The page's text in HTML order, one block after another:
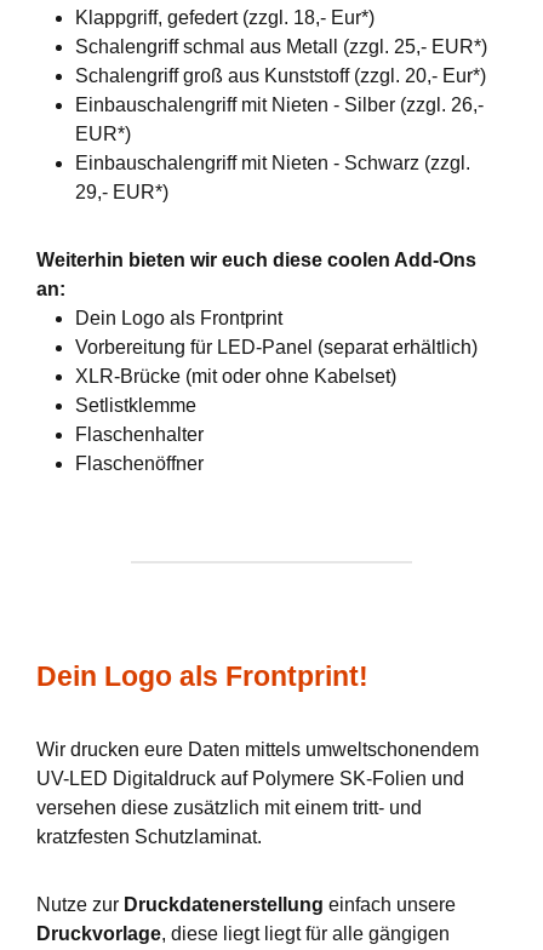
Klappgriff, gefedert (zzgl. 18,- Eur*)
Schalengriff schmal aus Metall (zzgl. 25,- EUR*)
Schalengriff groß aus Kunststoff (zzgl. 20,- Eur*)
Einbauschalengriff mit Nieten - Silber (zzgl. 26,-
EUR*)
Einbauschalengriff mit Nieten - Schwarz (zzgl.
29,- EUR*)
Weiterhin bieten wir euch diese coolen Add-Ons
an:
Dein Logo als Frontprint
Vorbereitung für LED-Panel (separat erhältlich)
XLR-Brücke (mit oder ohne Kabelset)
Setlistklemme
Flaschenhalter
Flaschenöffner
Dein Logo als Frontprint!
Wir drucken eure Daten mittels umweltschonendem
UV-LED Digitaldruck auf Polymere SK-Folien und
versehen diese zusätzlich mit einem tritt- und
kratzfesten Schutzlaminat.
Nutze zur Druckdatenerstellung einfach unsere
Druckvorlage, diese liegt liegt für alle gängigen